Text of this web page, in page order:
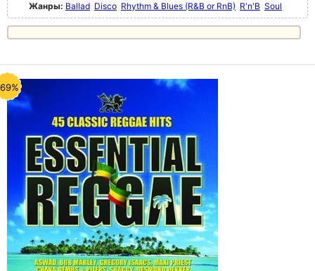
Жанры: Ballad Disco Rhythm & Blues (R&B or RnB) R'n'B Soul